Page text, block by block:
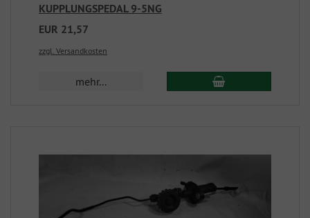
KUPPLUNGSPEDAL 9-5NG
EUR 21,57
zzgl. Versandkosten
mehr...